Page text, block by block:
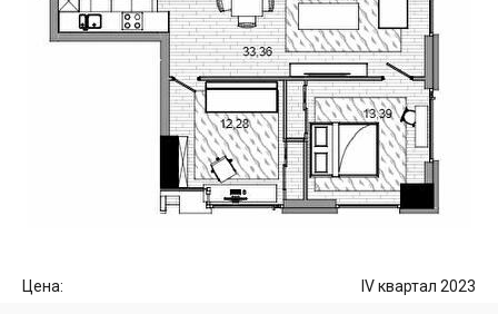
Цена: IV квартал 2023